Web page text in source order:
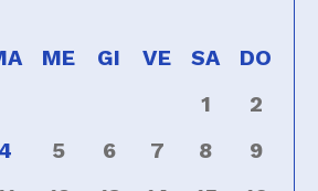
ME GI VE SA
DO
1
2
4 5 6 7 8
9